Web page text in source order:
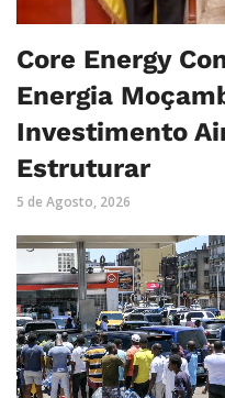
Core Energy
Energia
Investimento
Estruturar
5 de Agosto, 2026